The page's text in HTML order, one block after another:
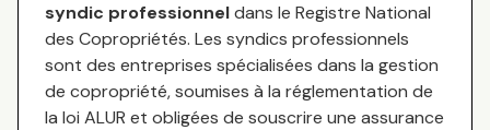
syndic professionneldans le Registre National
des Copropriétés. Les syndics professionnels
sont des entreprises spécialisées dans la gestion
de copropriété, soumises à la réglementation de
la loi ALUR et obligées de souscrire une assurance